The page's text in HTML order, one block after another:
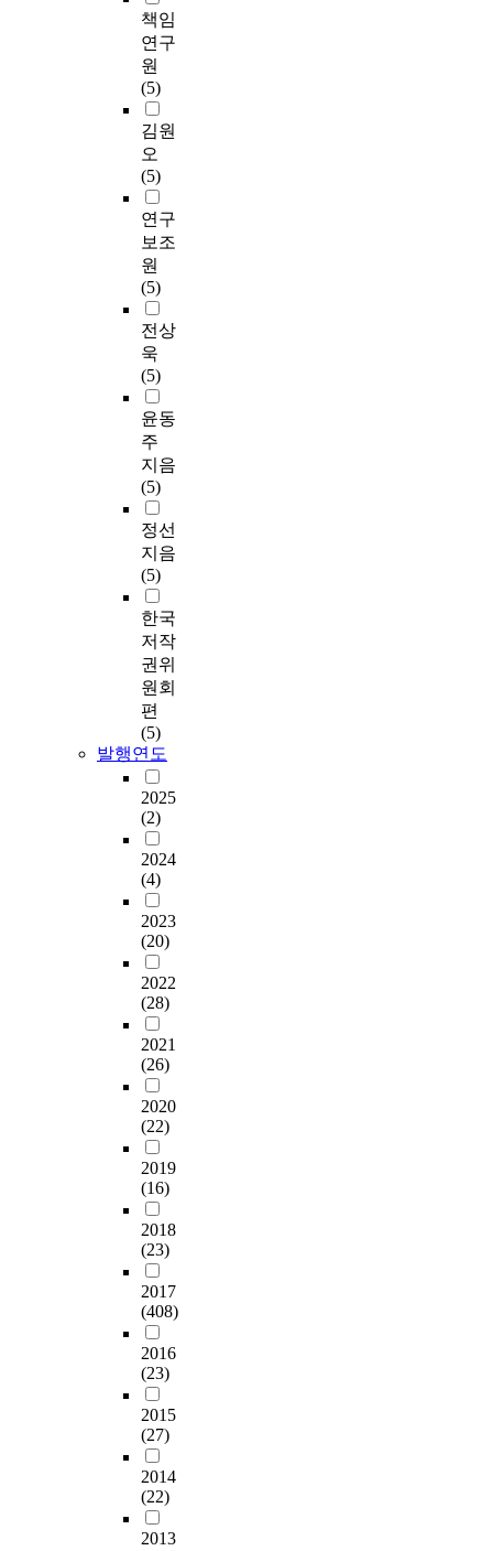
책임
연구
원
(5)
김원
오
(5)
연구
보조
원
(5)
전상
욱
(5)
윤동
주
지음
(5)
정선
지음
(5)
한국
저작
권위
원회
편
(5)
발행연도
2025
(2)
2024
(4)
2023
(20)
2022
(28)
2021
(26)
2020
(22)
2019
(16)
2018
(23)
2017
(408)
2016
(23)
2015
(27)
2014
(22)
2013